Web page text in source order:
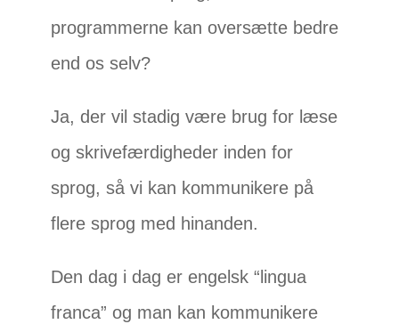
programmerne kan oversætte bedre
end os selv?
Ja, der vil stadig være brug for læse
og skrivefærdigheder inden for
sprog, så vi kan kommunikere på
flere sprog med hinanden.
Den dag i dag er engelsk “lingua
franca” og man kan kommunikere